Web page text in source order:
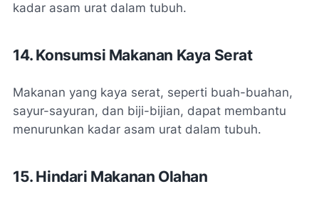
kadar asam urat dalam tubuh.
14. Konsumsi Makanan Kaya Serat
Makanan yang kaya serat, seperti buah-buahan,
sayur-sayuran, dan biji-bijian, dapat membantu
menurunkan kadar asam urat dalam tubuh.
15. Hindari Makanan Olahan